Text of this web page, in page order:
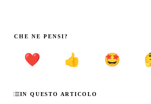
CHE NE PENSI?
❤️ 👍 🤩
IN QUESTO ARTICOLO